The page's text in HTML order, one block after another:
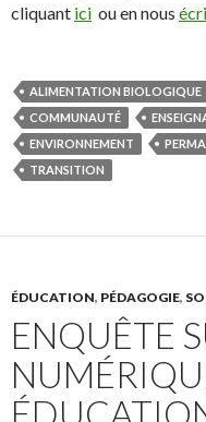
cliquant ici ou en nous
ALIMENTATION BIOLOGIQUE
COMMUNAUTÉ
ENVIRONNEMENT
TRANSITION
ÉDUCATION, PÉDAGOGIE,
ENQUÊTE